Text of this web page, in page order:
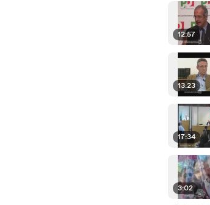
12:57
13:23
17:34
3:02